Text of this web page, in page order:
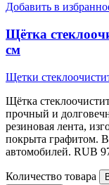
Добавить в
Щётка
см
Щетки
Щётка
прочный и
резиновая лента,
покрыта графитом. В
автомобилей. RUB
Количество товара